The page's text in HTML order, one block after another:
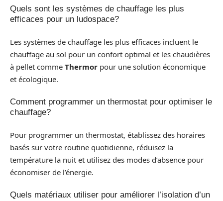
Quels sont les systèmes de chauffage les plus
efficaces pour un ludospace?
Les systèmes de chauffage les plus efficaces incluent le
chauffage au sol pour un confort optimal et les chaudières
à pellet comme Thermor pour une solution économique
et écologique.
Comment programmer un thermostat pour optimiser le
chauffage?
Pour programmer un thermostat, établissez des horaires
basés sur votre routine quotidienne, réduisez la
température la nuit et utilisez des modes d’absence pour
économiser de l’énergie.
Quels matériaux utiliser pour améliorer l’isolation d’un